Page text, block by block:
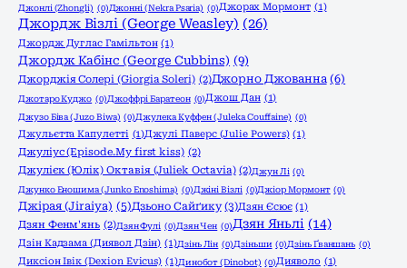
Джонлі (Zhongli) (0)Джонні (Nekra Psaria) (0)Джорах Мормонт (1)
Джордж Візлі (George Weasley) (26)
Джордж Дуглас Гамільтон (1)
Джордж Кабінс (George Cubbins) (9)
Джорджія Солері (Giorgia Soleri) (2)Джорно Джованна (6)
Джотаро Куджо (0)Джоффрі Баратеон (0)Джош Дан (1)
Джузо Біва (Juzo Biwa) (0)Джулека Куффен (Juleka Couffaine) (0)
Джульєтта Капулетті (1)Джулі Паверс (Julie Powers) (1)
Джуліус (Episode.My first kiss) (2)
Джулієк (Юлік) Октавія (Juliek Octavia) (2)Джун Лі (0)
Джунко Еношима (Junko Enoshima) (0)Джіні Візлі (0)Джіор Мормонт (0)
Джірая (Jiraiya) (5)Дзьоно Сайґику (3)Дзян Єсює (1)
Дзян Фенм'янь (2)Дзян Фулі (0)Дзян Чен (0)Дзян Яньлі (14)
Дзін Кадзама (Диявол Дзін) (1)Дзінь Лін (0)Дзіньши (0)Дзінь Ґваншань (0)
Диксіон Івік (Dexion Evicus) (1)Динобот (Dinobot) (0)Дияволо (1)